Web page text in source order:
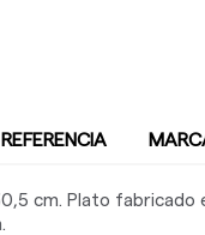
REFERENCIA
cm. Plato fabricado